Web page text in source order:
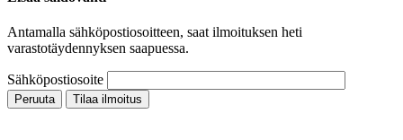
Antamalla sähköpostiosoitteen, saat ilmoituksen heti
varastotäydennyksen saapuessa.
Sähköpostiosoite
Peruuta Tilaa ilmoitus